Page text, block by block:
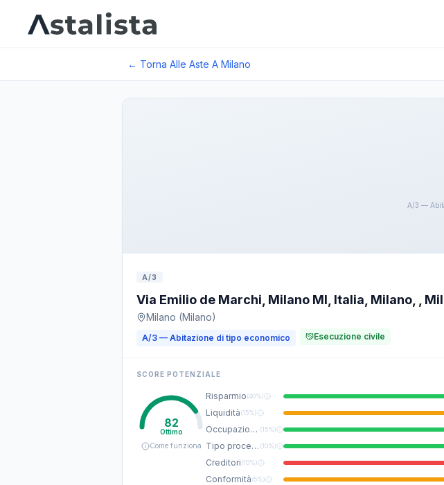
← Torna Alle Aste A Milano
A/3 —
A/3
Via Emilio de Marchi, Milano MI, Italia, Milano, ,
Milano (Milano)
A/3 — Abitazione di tipo economico Esecuzione civile
SCORE POTENZIALE
82
Ottimo
Come funziona
Risparmio(40%)
Liquidità(15%)
Occupazione (15%)
Tipo procedura (10%)
Creditori(10%)
Conformità(5%)